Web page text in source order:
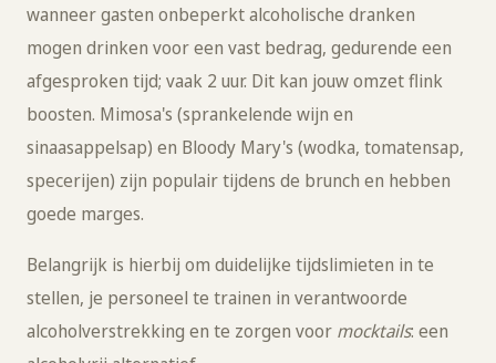
wanneer gasten onbeperkt alcoholische dranken
mogen drinken voor een vast bedrag, gedurende een
afgesproken tijd; vaak 2 uur. Dit kan jouw omzet flink
boosten. Mimosa's (sprankelende wijn en
sinaasappelsap) en Bloody Mary's (wodka, tomatensap,
specerijen) zijn populair tijdens de brunch en hebben
goede marges.
Belangrijk is hierbij om duidelijke tijdslimieten in te
stellen, je personeel te trainen in verantwoorde
alcoholverstrekking en te zorgen voor mocktails: een